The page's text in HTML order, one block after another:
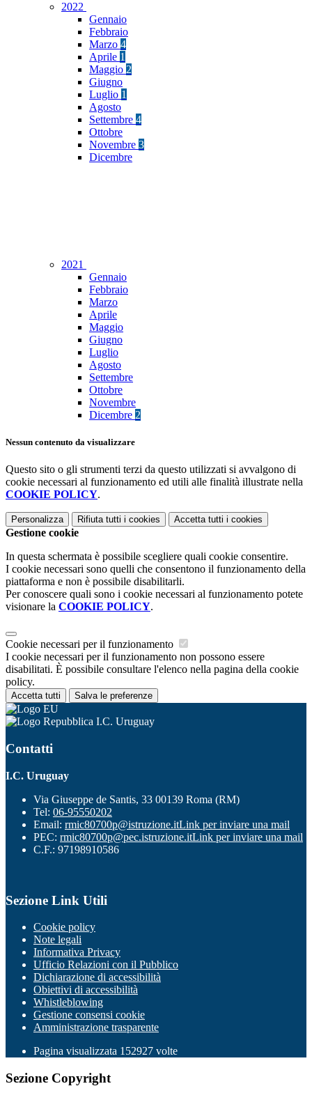
2022
Gennaio
Febbraio
Marzo 4
Aprile 1
Maggio 2
Giugno
Luglio 1
Agosto
Settembre 4
Ottobre
Novembre 3
Dicembre
2021
Gennaio
Febbraio
Marzo
Aprile
Maggio
Giugno
Luglio
Agosto
Settembre
Ottobre
Novembre
Dicembre 2
Nessun contenuto da visualizzare
Questo sito o gli strumenti terzi da questo utilizzati si avvalgono di
cookie necessari al funzionamento ed utili alle finalità illustrate nella
COOKIE POLICY.
Personalizza Rifiuta tutti i cookies Accetta tutti i cookies
Gestione cookie
In questa schermata è possibile scegliere quali cookie consentire.
I cookie necessari sono quelli che consentono il funzionamento della
piattaforma e non è possibile disabilitarli.
Per conoscere quali sono i cookie necessari al funzionamento potete
visionare la COOKIE POLICY.
Cookie necessari per il funzionamento
I cookie necessari per il funzionamento non possono essere
disabilitati. È possibile consultare l'elenco nella pagina della cookie
policy.
Accetta tutti Salva le preferenze
I.C. Uruguay
Contatti
I.C. Uruguay
Via Giuseppe de Santis, 33 00139 Roma (RM)
Tel: 06-95550202
Email: rmic80700p@istruzione.itLink per inviare una mail
PEC: rmic80700p@pec.istruzione.itLink per inviare una mail
C.F.: 97198910586
Sezione Link Utili
Cookie policy
Note legali
Informativa Privacy
Ufficio Relazioni con il Pubblico
Dichiarazione di accessibilità
Obiettivi di accessibilità
Whistleblowing
Gestione consensi cookie
Amministrazione trasparente
Pagina visualizzata 152927 volte
Sezione Copyright